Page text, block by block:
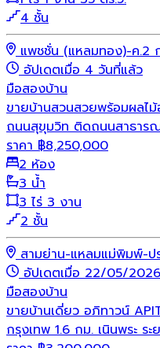
4 ชั้น
แพชชั่น (แหลมทอง)-ค.2
อัปเดตเมื่อ 4 วันที่แล้ว
มือสองบ้าน
ขายบ้านสวนสวยพร้อมผลไ
ถนนสุขุมวิท ติดถนนสาธาร
ราคา ฿8,250,000
2 ห้อง
3 น้ำ
3 ไร่ 3 งาน
2 ชั้น
สามย่าน-แหลมแม่พิมพ์-ป
อัปเดตเมื่อ 22/05/2026
มือสองบ้าน
ขายบ้านเดี่ยว อภิทาวน์
กรุงเทพ 1.6 กม. เนินพระ ระ